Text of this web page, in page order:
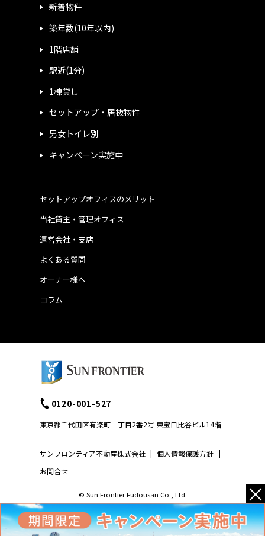
新着物件
築年数(10年以内)
1階店舗
駅近(1分)
1棟貸し
セットアップ・居抜物件
男女トイレ別
キャンペーン実施中
運営会社・支店
よくある質問
当社貸主・管理オフィス
オーナー様へ
コラム
セットアップオフィスのメリット
サンフロンティア不動産株式会社 | 個人情報保護方針 |
お問合せ
0120-001-527
東京都千代田区有楽町一丁目2番2号 東宝日比谷ビル14階
© Sun Frontier Fudousan Co., Ltd. ×